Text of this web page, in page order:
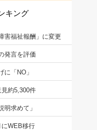
キング
害福祉報酬」に変更
発言を評価
「NO」
約5,300件
明求めて」
WEB移行